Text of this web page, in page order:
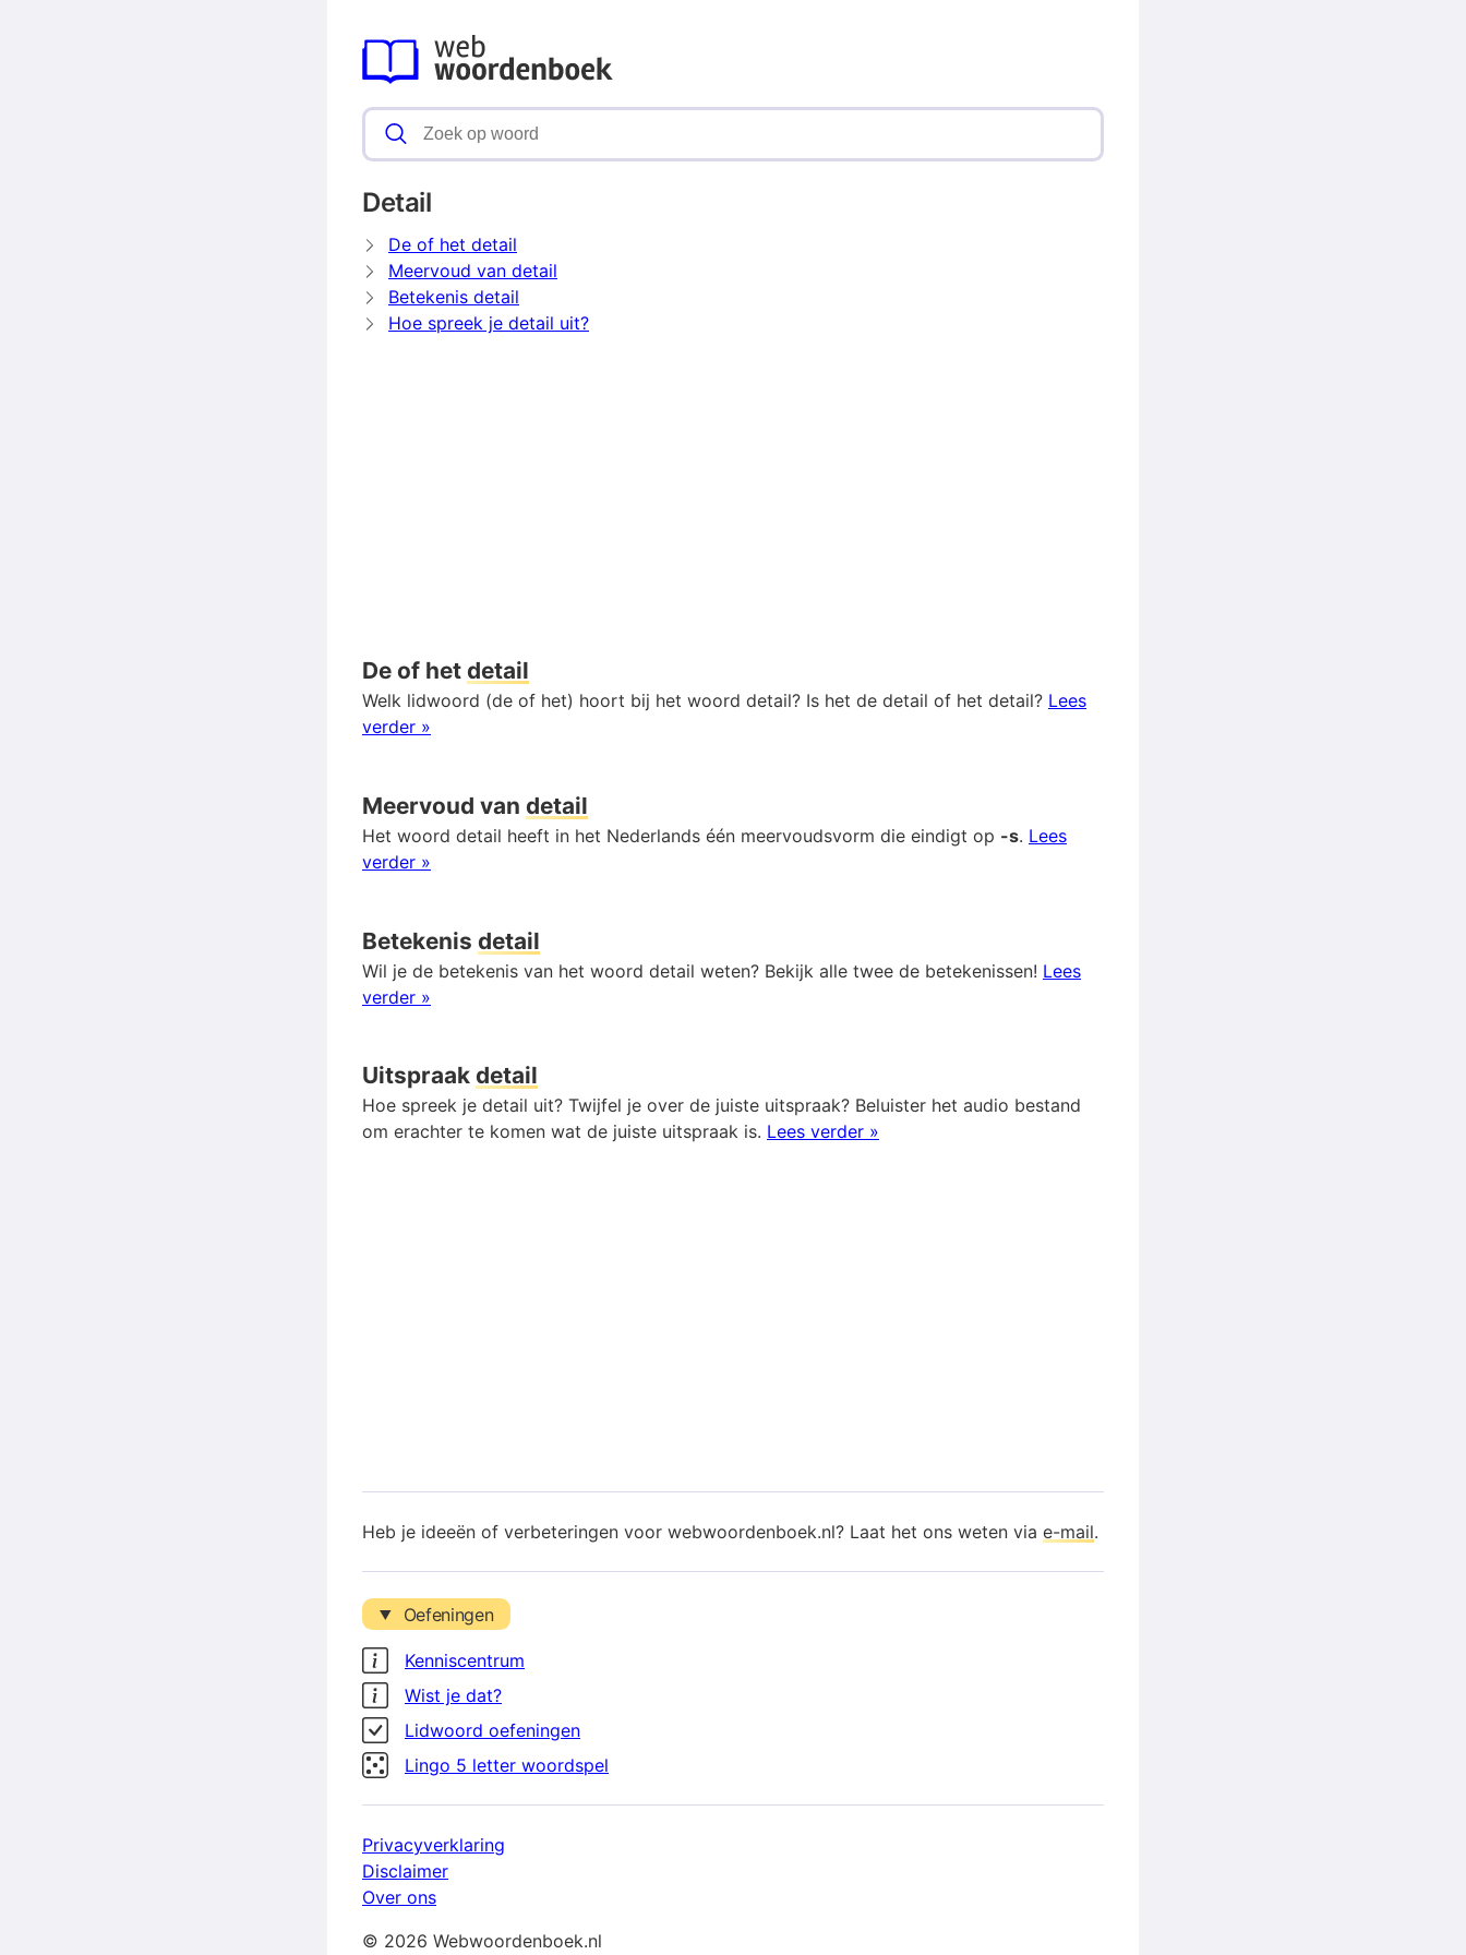
Detail
De of het detail
Meervoud van detail
Betekenis detail
Hoe spreek je detail uit?
De of het detail
Welk lidwoord (de of het) hoort bij het woord detail? Is het de detail of het detail? Lees
verder »
Meervoud van detail
Het woord detail heeft in het Nederlands één meervoudsvorm die eindigt op -s. Lees
verder »
Betekenis detail
Wil je de betekenis van het woord detail weten? Bekijk alle twee de betekenissen! Lees
verder »
Uitspraak detail
Hoe spreek je detail uit? Twijfel je over de juiste uitspraak? Beluister het audio bestand
om erachter te komen wat de juiste uitspraak is. Lees verder »
Heb je ideeën of verbeteringen voor webwoordenboek.nl? Laat het ons weten via e-mail.
Oefeningen
Kenniscentrum
Wist je dat?
Lidwoord oefeningen
Lingo 5 letter woordspel
Privacyverklaring
Disclaimer
Over ons
© 2026 Webwoordenboek.nl